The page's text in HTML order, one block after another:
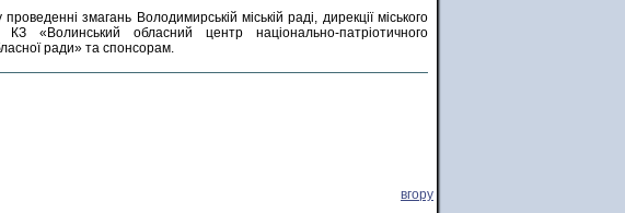
змагань Володимирській міській раді, дирекції міського
«Волинський обласний центр національно-патріотичного
ради» та спонсорам.
вгору